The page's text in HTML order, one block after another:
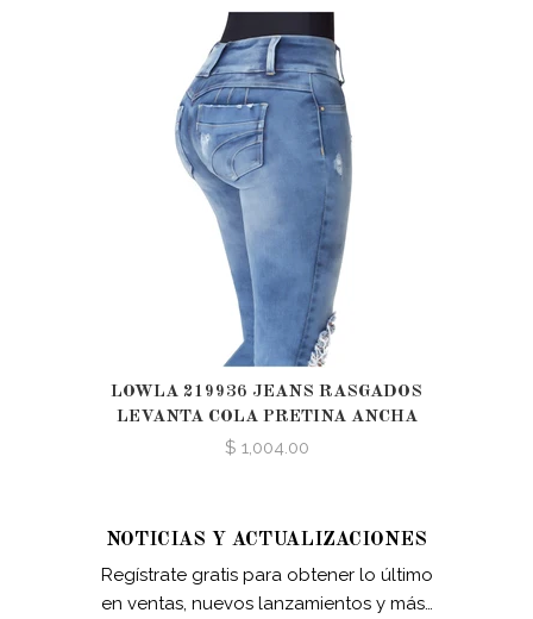
LOWLA 219936 JEANS RASGADOS
LEVANTA COLA PRETINA ANCHA
$ 1,004.00
NOTICIAS Y ACTUALIZACIONES
Regístrate gratis para obtener lo último
en ventas, nuevos lanzamientos y más…